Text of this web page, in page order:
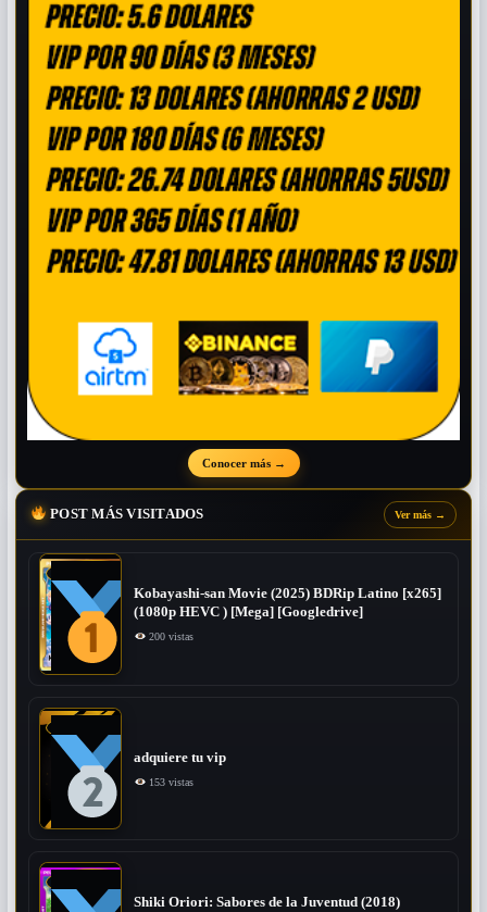
Conocer más →
POST MÁS VISITADOS Ver más →
Kobayashi-san Movie (2025) BDRip Latino [x265]
(1080p HEVC ) [Mega] [Googledrive]
200 vistas
adquiere tu vip
153 vistas
Shiki Oriori: Sabores de la Juventud (2018)